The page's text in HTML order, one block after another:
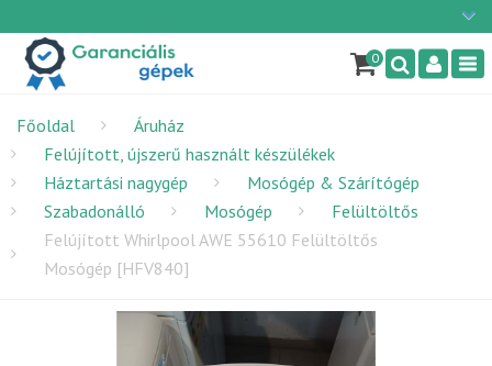
×
0
Főoldal
Áruház
Felújított, újszerű használt készülékek
Háztartási nagygép
Mosógép & Szárítógép
Szabadonálló
Mosógép
Felültöltős
Felújított Whirlpool AWE 55610 Felültöltős
Mosógép [HFV840]